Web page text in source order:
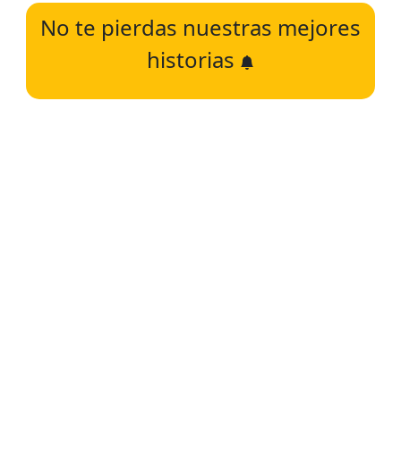
No te pierdas nuestras mejores
historias